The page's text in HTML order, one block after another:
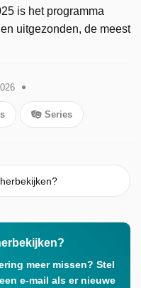
is het programma
uitgezonden, de meest
Series
meer missen? Stel
e-mail als er nieuwe